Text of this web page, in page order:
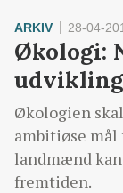
ARKIV 28-04-
Økologi:
Økologien
ambitiøse mål
landmænd
fremtiden.